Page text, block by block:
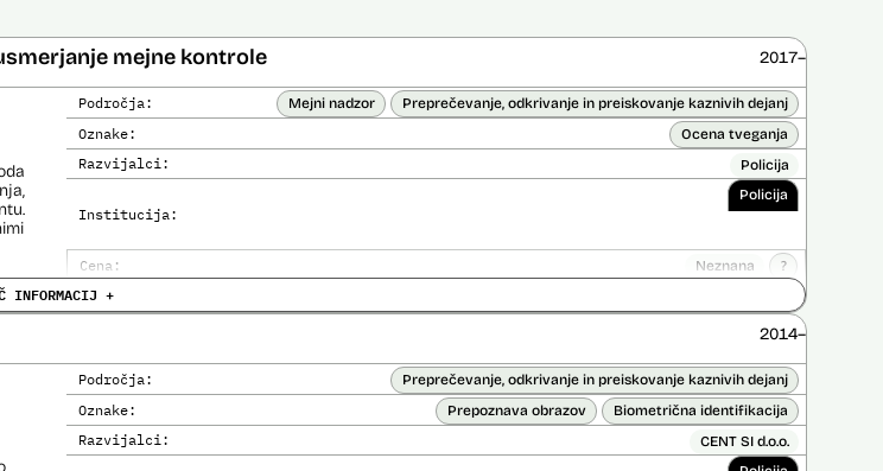
mejne kontrole 2017–
Področja: Mejni nadzor Preprečevanje, odkrivanje in preiskovanje kaznivih dejanj
Oznake: Ocena tveganja
Razvijalci: Policija
Institucija:
Policija
Cena: Neznana ?
Analiza učinka na človekove pravice opravljena:
?
INFORMACIJ +
2014–
Področja: Preprečevanje, odkrivanje in preiskovanje kaznivih dejanj
Oznake: Prepoznava obrazov Biometrična identifikacija
Razvijalci:
CENT SI d.o.o.